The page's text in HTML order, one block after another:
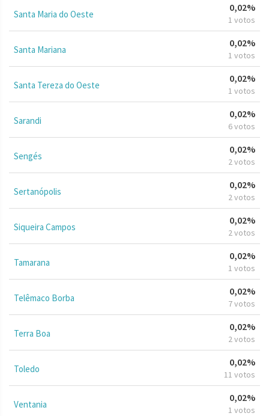
Santa Maria do Oeste
0,02%
1 votos
Santa Mariana
0,02%
1 votos
Santa Tereza do Oeste
0,02%
1 votos
Sarandi
0,02%
6 votos
Sengés
0,02%
2 votos
Sertanópolis
0,02%
2 votos
Siqueira Campos
0,02%
2 votos
Tamarana
0,02%
1 votos
Telêmaco Borba
0,02%
7 votos
Terra Boa
0,02%
2 votos
Toledo
0,02%
11 votos
Ventania
0,02%
1 votos